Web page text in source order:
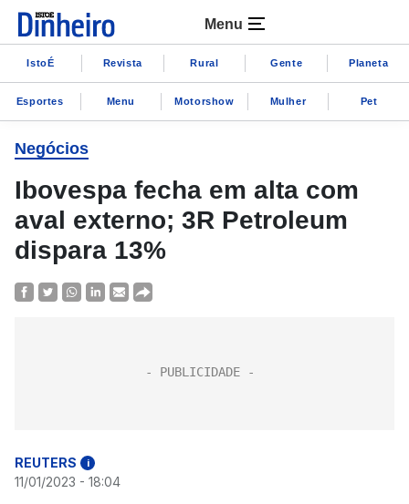
Menu
IstoÉ Revista Rural Gente Planeta
Esportes Menu Motorshow Mulher Pet
Negócios
Ibovespa fecha em alta com
aval externo; 3R Petroleum
dispara 13%
REUTERS i
11/01/2023 - 18:04